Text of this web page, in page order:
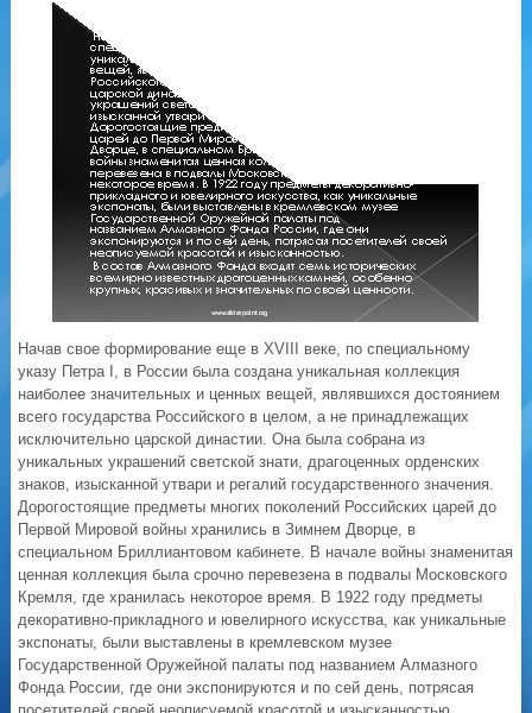
Начав свое формирование еще в XVIII веке, по специальному
указу Петра I, в России была создана уникальная коллекция
наиболее значительных и ценных вещей, являвшихся достоянием
всего государства Российского в целом, а не принадлежащих
исключительно царской династии. Она была собрана из
уникальных украшений светской знати, драгоценных орденских
знаков, изысканной утвари и регалий государственного значения.
Дорогостоящие предметы многих поколений Российских царей до
Первой Мировой войны хранились в Зимнем Дворце, в
специальном Бриллиантовом кабинете. В начале войны знаменитая
ценная коллекция была срочно перевезена в подвалы Московского
Кремля, где хранилась некоторое время. В 1922 году предметы
декоративно-прикладного и ювелирного искусства, как уникальные
экспонаты, были выставлены в кремлевском музее
Государственной Оружейной палаты под названием Алмазного
Фонда России, где они экспонируются и по сей день, потрясая